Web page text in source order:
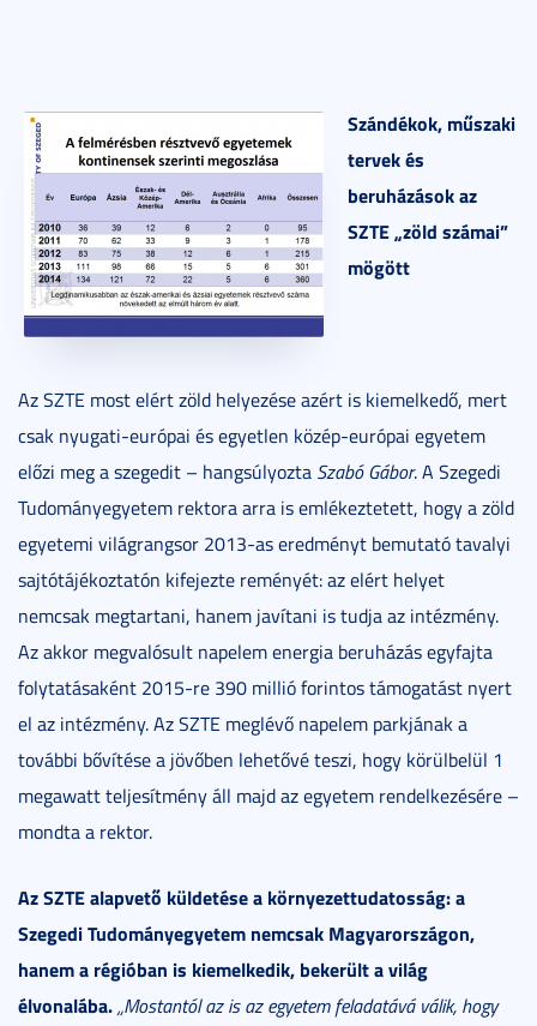
Szándékok, műszaki
tervek és
beruházások az
SZTE „zöld számai”
mögött
Az SZTE most elért zöld helyezése azért is kiemelkedő, mert
csak nyugati-európai és egyetlen közép-európai egyetem
előzi meg a szegedit – hangsúlyozta Szabó Gábor. A Szegedi
Tudományegyetem rektora arra is emlékeztetett, hogy a zöld
egyetemi világrangsor 2013-as eredményt bemutató tavalyi
sajtótájékoztatón kifejezte reményét: az elért helyet
nemcsak megtartani, hanem javítani is tudja az intézmény.
Az akkor megvalósult napelem energia beruházás egyfajta
folytatásaként 2015-re 390 millió forintos támogatást nyert
el az intézmény. Az SZTE meglévő napelem parkjának a
további bővítése a jövőben lehetővé teszi, hogy körülbelül 1
megawatt teljesítmény áll majd az egyetem rendelkezésére –
mondta a rektor.
Az SZTE alapvető küldetése a környezettudatosság:a
Szegedi Tudományegyetem nemcsak Magyarországon,
hanem a régióban is kiemelkedik, bekerült a világ
élvonalába.„Mostantól az is az egyetem feladatává válik, hogy